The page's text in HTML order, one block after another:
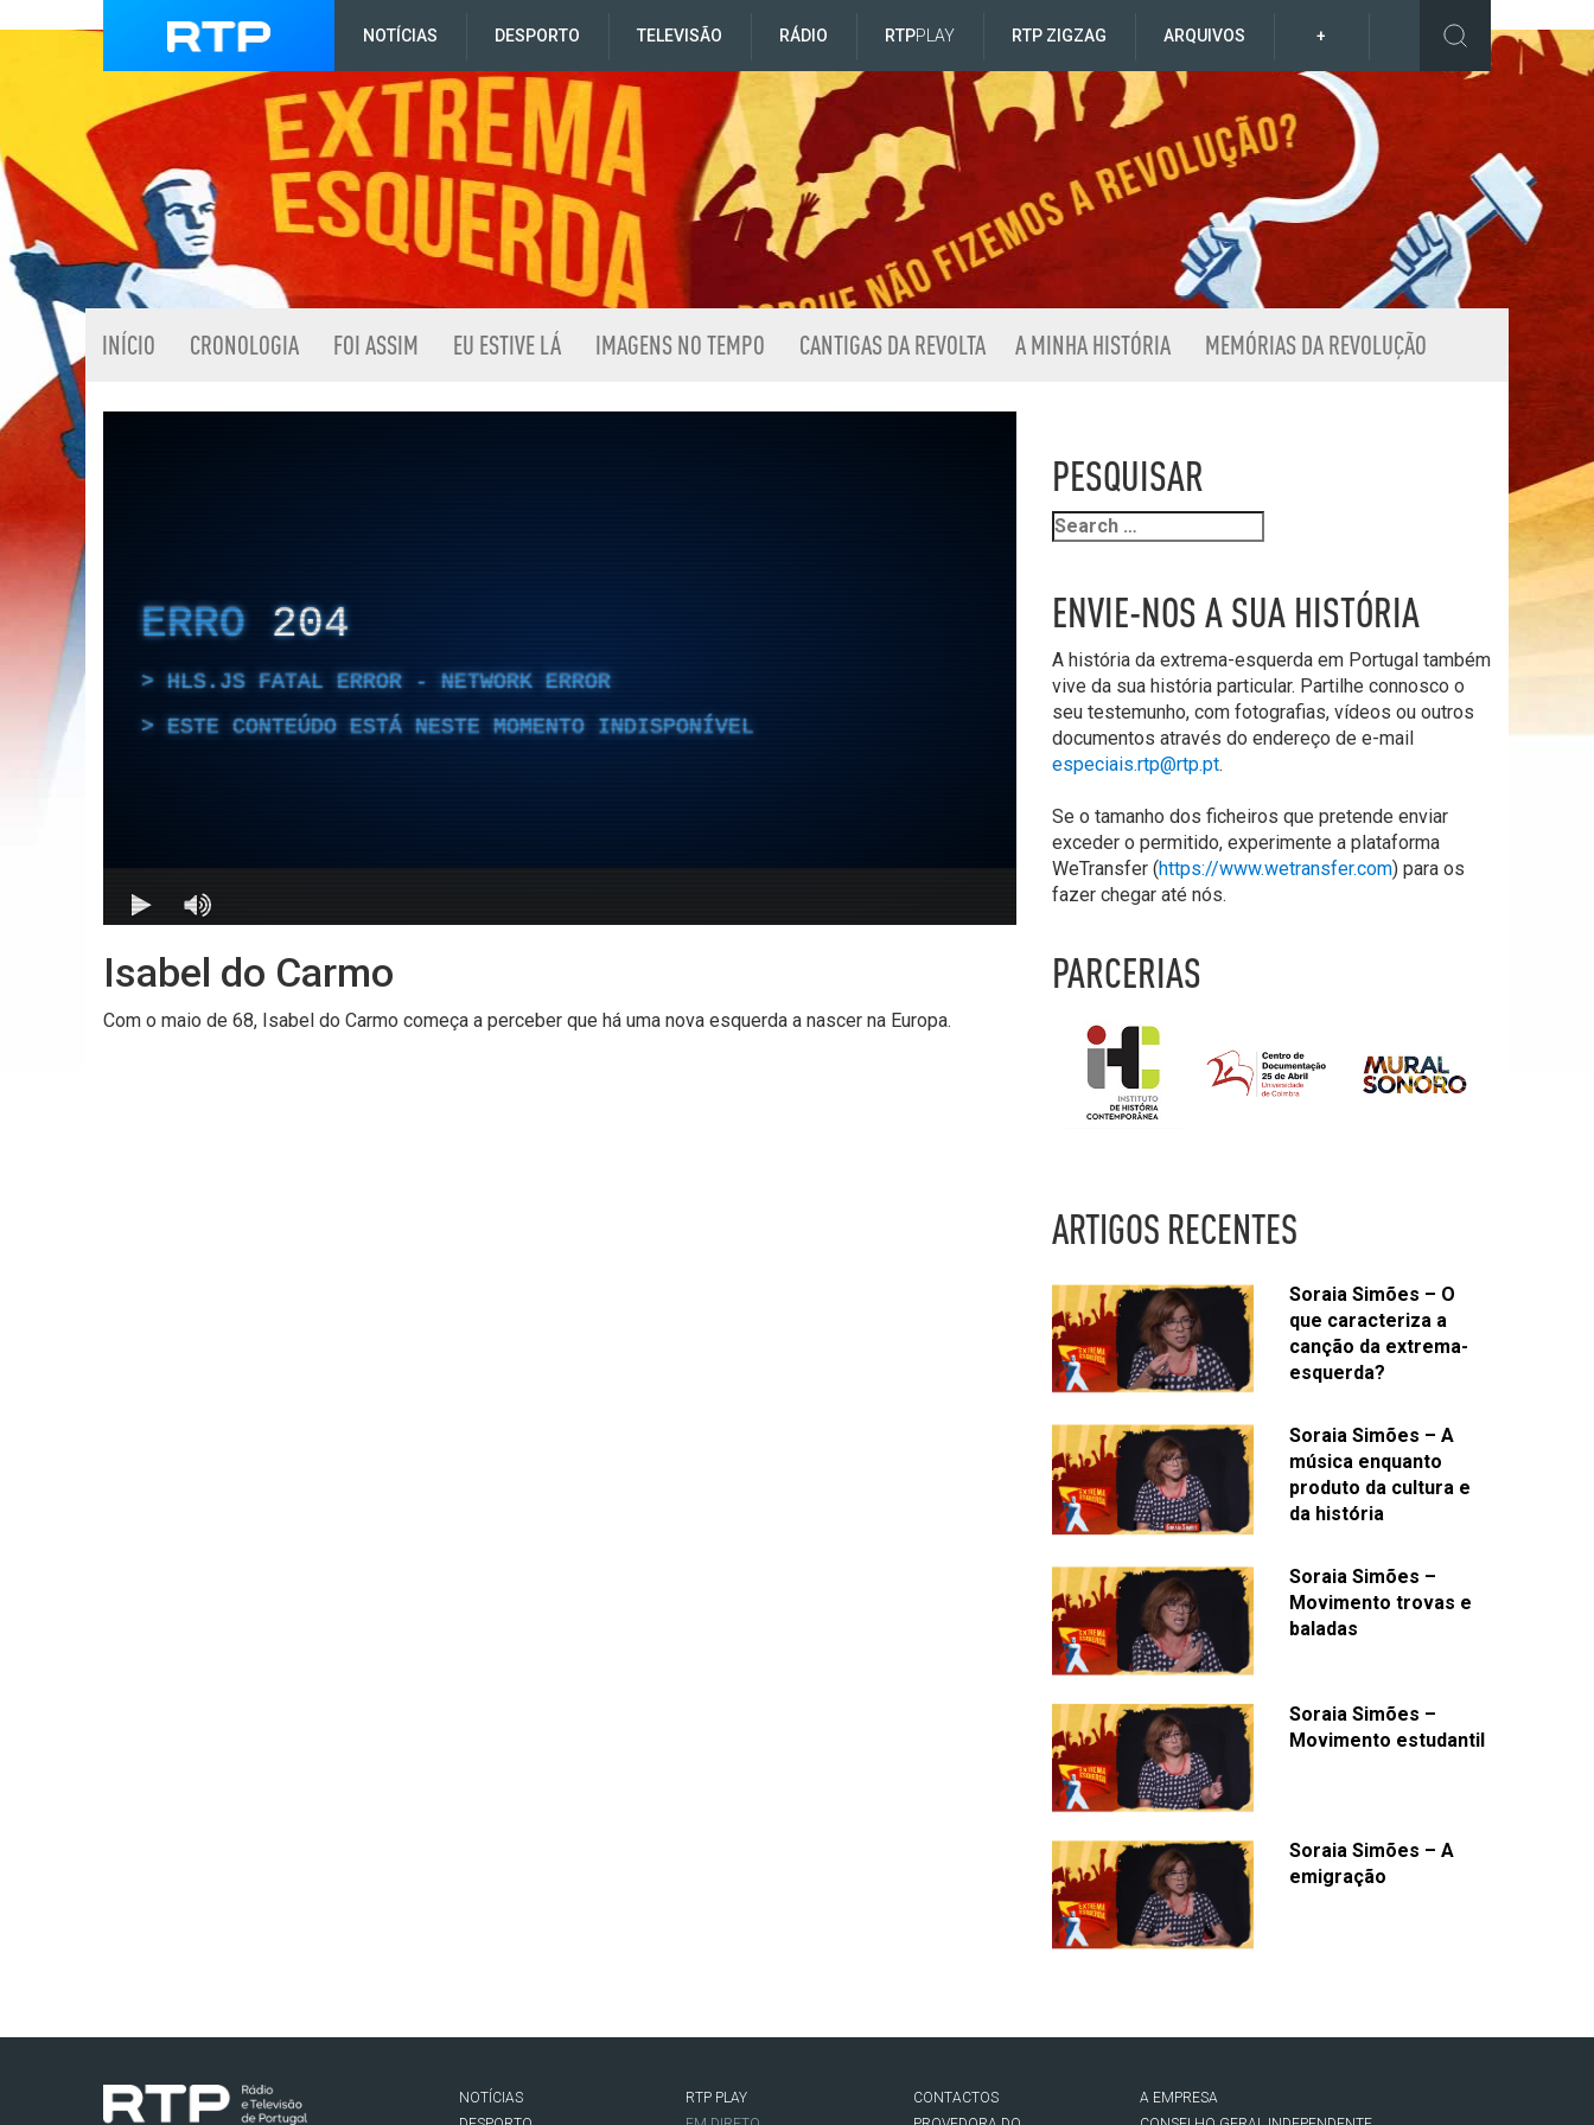
NOTÍCIAS DESPORTO TELEVISÃO RÁDIO RTPPLAY RTP ZIGZAG ARQUIVOS +
INÍCIO CRONOLOGIA FOI ASSIM EU ESTIVE LÁ IMAGENS NO TEMPO CANTIGAS DA REVOLTA A MINHA HISTÓRIA MEMÓRIAS DA REVOLUÇÃO
Isabel do Carmo
Com o maio de 68, Isabel do Carmo começa a perceber que há uma nova esquerda a nascer na Europa.
PESQUISAR
ENVIE-NOS A SUA HISTÓRIA
A história da extrema-esquerda em Portugal também
vive da sua história particular. Partilhe connosco o
seu testemunho, com fotografias, vídeos ou outros
documentos através do endereço de e-mail
especiais.rtp@rtp.pt.
Se o tamanho dos ficheiros que pretende enviar
exceder o permitido, experimente a plataforma
WeTransfer (https://www.wetransfer.com) para os
fazer chegar até nós.
PARCERIAS
ARTIGOS RECENTES
Soraia Simões – O
que caracteriza a
canção da extrema-
esquerda?
Soraia Simões – A
música enquanto
produto da cultura e
da história
Soraia Simões –
Movimento trovas e
baladas
Soraia Simões –
Movimento estudantil
Soraia Simões – A
emigração
NOTÍCIAS
RTP PLAY
CONTACTOS
A EMPRESA